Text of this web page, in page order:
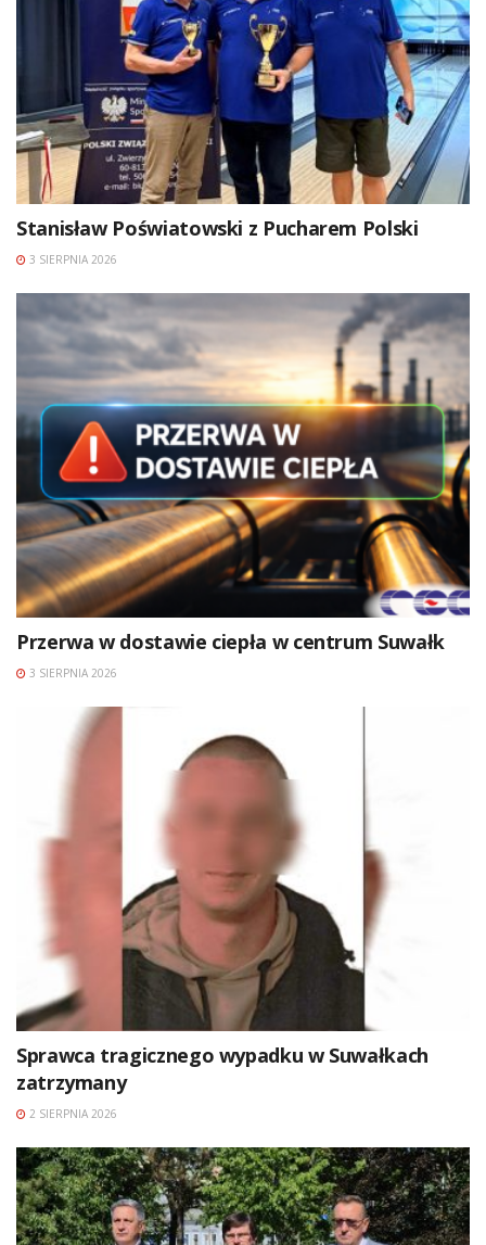
Stanisław Poświatowski z Pucharem Polski
3 SIERPNIA 2026
Przerwa w dostawie ciepła w centrum Suwałk
3 SIERPNIA 2026
Sprawca tragicznego wypadku w Suwałkach
zatrzymany
2 SIERPNIA 2026